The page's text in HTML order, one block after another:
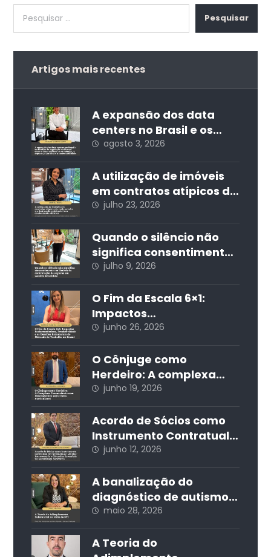
Pesquisar
Artigos mais recentes
A expansão dos data
centers no Brasil e os
desafios da regulação
ambiental: entre o
desenvolvimento
econômico, a segurança
jurídica e a
sustentabilidade
agosto 3, 2026
A utilização de imóveis
em contratos atípicos de
curta estadia e a
destinação residencial
nos condomínios
edilícios
julho 23, 2026
Quando o silêncio não
significa consentimento:
os limites da
contratação de seguros
em cartões de crédito
julho 9, 2026
O Fim da Escala 6×1:
Impactos
Socioeconômicos,
Produtividade e os
Desafios Estruturais do
Mercado de Trabalho no
Brasil
junho 26, 2026
O Cônjuge como
Herdeiro: A complexa
concorrência com
descendentes sobre
bens particulares
junho 19, 2026
Acordo de Sócios como
Instrumento Contratual
de Prevenção de Litígios:
Estruturação e Cláusulas
Essenciais na
Governança Societária
junho 12, 2026
A banalização do
diagnóstico de autismo
nas redes sociais e seus
impactos jurídicos e
sociais
maio 28, 2026
A Teoria do